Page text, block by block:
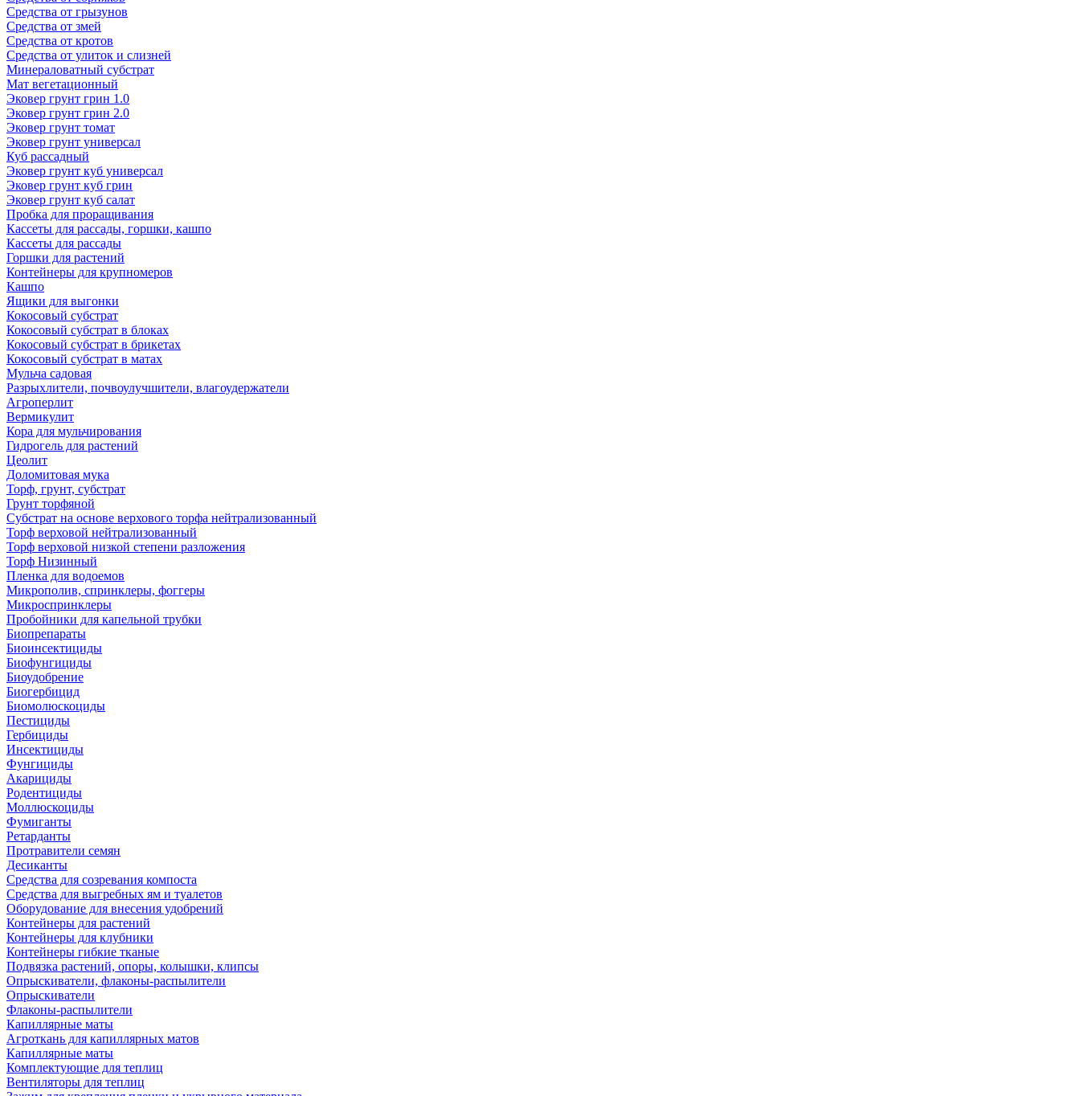
Средства от грызунов
Средства от змей
Средства от кротов
Средства от улиток и слизней
Минераловатный субстрат
Мат вегетационный
Эковер грунт грин 1.0
Эковер грунт грин 2.0
Эковер грунт томат
Эковер грунт универсал
Куб рассадный
Эковер грунт куб универсал
Эковер грунт куб грин
Эковер грунт куб салат
Пробка для проращивания
Кассеты для рассады, горшки, кашпо
Кассеты для рассады
Горшки для растений
Контейнеры для крупномеров
Кашпо
Ящики для выгонки
Кокосовый субстрат
Кокосовый субстрат в блоках
Кокосовый субстрат в брикетах
Кокосовый субстрат в матах
Мульча садовая
Разрыхлители, почвоулучшители, влагоудержатели
Агроперлит
Вермикулит
Кора для мульчирования
Гидрогель для растений
Цеолит
Доломитовая мука
Торф, грунт, субстрат
Грунт торфяной
Субстрат на основе верхового торфа нейтрализованный
Торф верховой нейтрализованный
Торф верховой низкой степени разложения
Торф Низинный
Пленка для водоемов
Микрополив, спринклеры, фоггеры
Микроспринклеры
Пробойники для капельной трубки
Биопрепараты
Биоинсектициды
Биофунгициды
Биоудобрение
Биогербицид
Биомолюскоциды
Пестициды
Гербициды
Инсектициды
Фунгициды
Акарициды
Родентициды
Моллюскоциды
Фумиганты
Ретарданты
Протравители семян
Десиканты
Средства для созревания компоста
Средства для выгребных ям и туалетов
Оборудование для внесения удобрений
Контейнеры для растений
Контейнеры для клубники
Контейнеры гибкие тканые
Подвязка растений, опоры, колышки, клипсы
Опрыскиватели, флаконы-распылители
Опрыскиватели
Флаконы-распылители
Капиллярные маты
Агроткань для капиллярных матов
Капиллярные маты
Комплектующие для теплиц
Вентиляторы для теплиц